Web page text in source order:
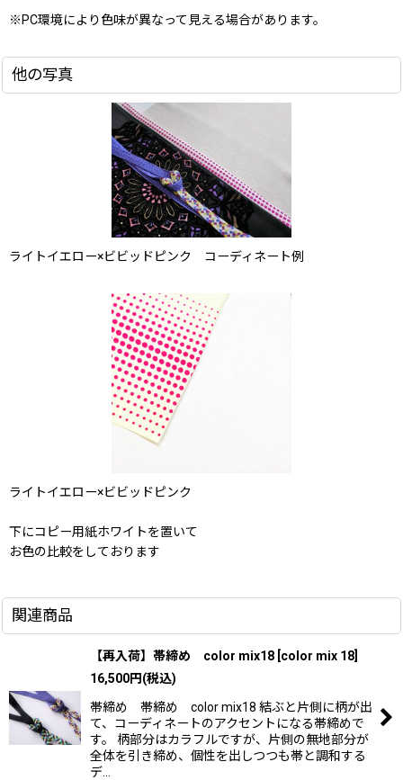
※PC環境により色味が異なって見える場合があります。
他の写真
ライトイエロー×ビビッドピンク コーディネート例
ライトイエロー×ビビッドピンク
下にコピー用紙ホワイトを置いて
お色の比較をしております
関連商品
【再入荷】帯締め color mix18 color mix 18
16,500円(税込)
帯締め 帯締め color mix18 結ぶと片側に柄が出
て、コーディネートのアクセントになる帯締めで
す。 柄部分はカラフルですが、片側の無地部分が
全体を引き締め、個性を出しつつも帯と調和する
デ…